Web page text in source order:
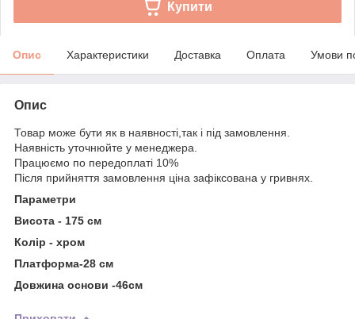
Купити
Опис Характеристики Доставка Оплата Умови
Опис
Товар може бути як в наявності,так і під замовлення.
Наявність уточнюйте у менеджера.
Працюємо по передоплаті 10%
Після прийняття замовлення ціна зафіксована у гривнях.
Параметри
Висота - 175 см
Колір - хром
Платформа-28 см
Довжина основи -46см